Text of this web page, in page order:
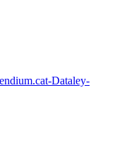
Dataley-